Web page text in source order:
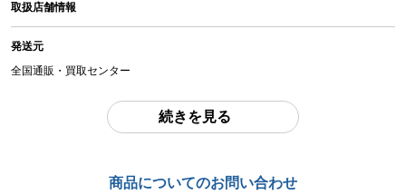
中古：C（使用感あり/キズ、ヨゴレあり）
実際に体重をかけての確認等行っておりませんので、ご使用前に必ずご確認く
ださい。
orb-2605232824-od-081570359
取扱店舗情報
発送元
全国通販・買取センター
東京都江戸川区中葛西6-10-15 2F
続きを見る
商品についてのお問い合わせ